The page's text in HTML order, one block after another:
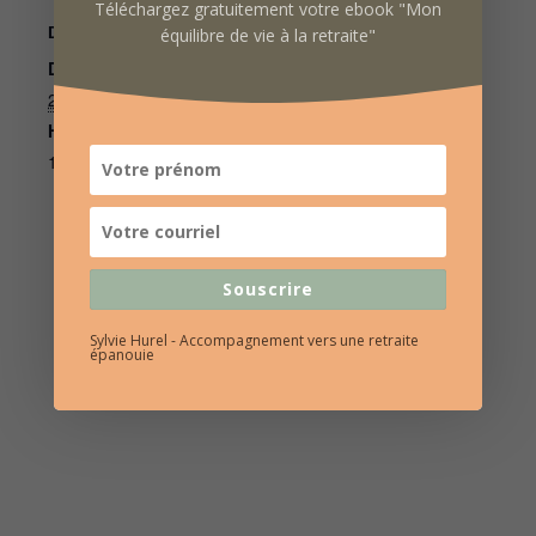
DÉTAILS
Date :
24 mai 2022
Heure :
14h00 à 16h30
ORGANISATEUR
Voir le site Organisateur
Téléchargez gratuitement votre ebook "Mon
équilibre de vie à la retraite"
Souscrire
Sylvie Hurel - Accompagnement vers une retraite
épanouie